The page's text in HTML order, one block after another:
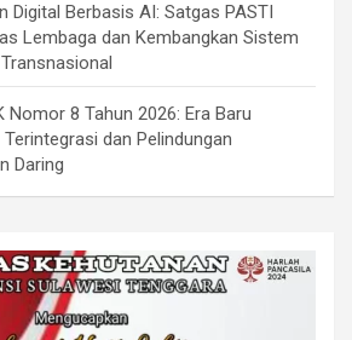
Digital Berbasis AI: Satgas PASTI
Lembaga dan Kembangkan Sistem
Nomor 8 Tahun 2026: Era Baru
dan Pelindungan
Daring